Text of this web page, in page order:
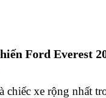
Ford Everest
chiếc xe rộng nhất